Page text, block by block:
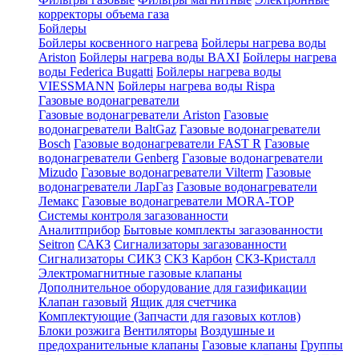
корректоры объема газа
Бойлеры
Бойлеры косвенного нагрева Бойлеры нагрева воды
Ariston Бойлеры нагрева воды BAXI Бойлеры нагрева
воды Federica Bugatti Бойлеры нагрева воды
VIESSMANN Бойлеры нагрева воды Rispa
Газовые водонагреватели
Газовые водонагреватели Ariston Газовые
водонагреватели BaltGaz Газовые водонагреватели
Bosch Газовые водонагреватели FAST R Газовые
водонагреватели Genberg Газовые водонагреватели
Mizudo Газовые водонагреватели Vilterm Газовые
водонагреватели ЛарГаз Газовые водонагреватели
Лемакс Газовые водонагреватели MORA-TOP
Системы контроля загазованности
Аналитприбор Бытовые комплекты загазованности
Seitron САКЗ Сигнализаторы загазованности
Сигнализаторы СИКЗ СКЗ Карбон СКЗ-Кристалл
Электромагнитные газовые клапаны
Дополнительное оборудование для газификации
Клапан газовый Ящик для счетчика
Комплектующие (Запчасти для газовых котлов)
Блоки розжига Вентиляторы Воздушные и
предохранительные клапаны Газовые клапаны Группы